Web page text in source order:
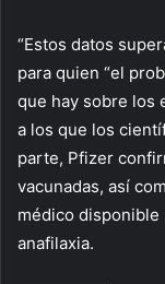
“Estos datos
para quien “el
que hay sobre los
a los que los
parte, Pfizer
vacunadas, así
médico disponible
anafilaxia.